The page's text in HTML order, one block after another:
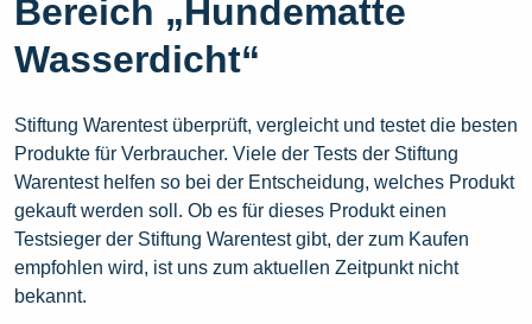
Bereich „Hundematte
Wasserdicht“
Stiftung Warentest überprüft, vergleicht und testet die besten
Produkte für Verbraucher. Viele der Tests der Stiftung
Warentest helfen so bei der Entscheidung, welches Produkt
gekauft werden soll. Ob es für dieses Produkt einen
Testsieger der Stiftung Warentest gibt, der zum Kaufen
empfohlen wird, ist uns zum aktuellen Zeitpunkt nicht
bekannt.